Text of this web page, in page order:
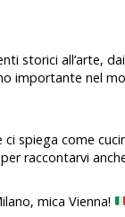
storici all’arte,
importante nel
spiega come
raccontarvi
mica Vienna!